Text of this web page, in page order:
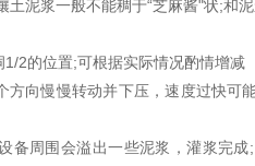
泥浆一般不能稠于“芝麻酱"状;和
的位置;可根据实际情况酌情增减
慢慢转动并下压，速度过快可
周围会溢出一些泥浆，灌浆完成;